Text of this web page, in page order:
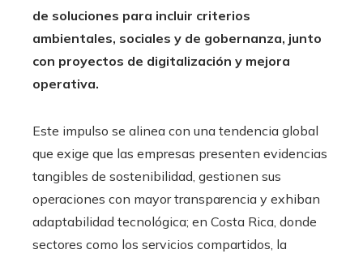
de soluciones para incluir criterios
ambientales, sociales y de gobernanza, junto
con proyectos de digitalización y mejora
operativa.
Este impulso se alinea con una tendencia global
que exige que las empresas presenten evidencias
tangibles de sostenibilidad, gestionen sus
operaciones con mayor transparencia y exhiban
adaptabilidad tecnológica; en Costa Rica, donde
sectores como los servicios compartidos, la